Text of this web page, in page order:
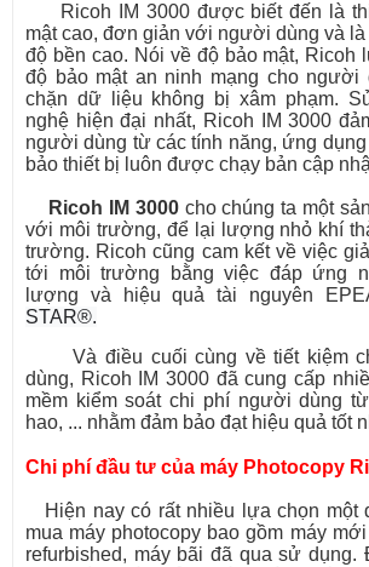
Ricoh IM 3000 được biết đến là
mật cao, đơn giản với người dùng và là
độ bền cao. Nói về độ bảo mật, Ricoh
độ bảo mật an ninh mạng cho người
chặn dữ liệu không bị xâm phạm.
nghệ hiện đại nhất, Ricoh IM 3000
người dùng từ các tính năng, ứng
bảo thiết bị luôn được chạy bản cập
Ricoh IM 3000cho chúng ta một
với môi trường, để lại lượng nhỏ khí
trường. Ricoh cũng cam kết về việc
tới môi trường bằng việc đáp ứng
lượng và hiệu quả tài nguyên
STAR®.
Và điều cuối cùng về tiết kiệm
dùng, Ricoh IM 3000 đã cung cấp
mềm kiểm soát chi phí người dùng
hao, ... nhằm đảm bảo đạt hiệu quả tốt
Chi phí đầu tư của máy Photocopy
Hiện nay có rất nhiều lựa chọn một
mua máy photocopy bao gồm máy
refurbished, máy bãi đã qua sử